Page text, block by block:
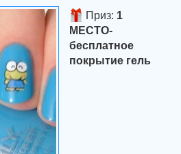
Приз: 1
МЕСТО-
бесплатное
покрытие гель